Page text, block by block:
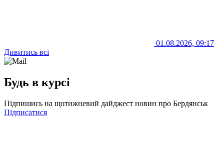
01.08.2026, 09:17
Дивитись всі
Будь в курсі
Підпишись на щотижневий дайджест новин про Бердянськ
Підписатися